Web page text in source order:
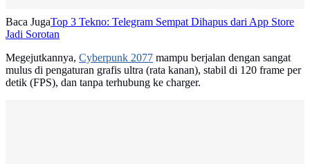
Baca JugaTop 3 Tekno: Telegram Sempat Dihapus dari App Store
Jadi Sorotan
Megejutkannya, Cyberpunk 2077 mampu berjalan dengan sangat
mulus di pengaturan grafis ultra (rata kanan), stabil di 120 frame per
detik (FPS), dan tanpa terhubung ke charger.